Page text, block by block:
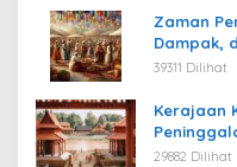
Zaman
Dampak,
39311 Dilihat
Kerajaan
29882 Dilihat